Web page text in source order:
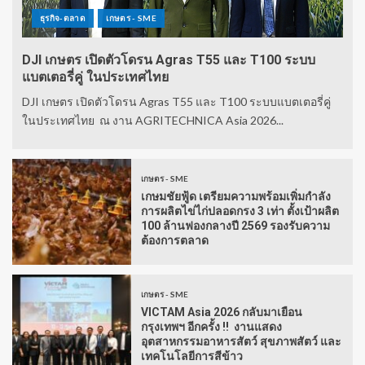
ธุรกิจ-ตลาด เกษตร - SME
DJI เกษตร เปิดตัวโดรน Agras T55 และ T100 ระบบ
แบตเตอรี่คู่ ในประเทศไทย
DJI เกษตร เปิดตัวโดรน Agras T55 และ T100 ระบบแบตเตอรี่คู่
ในประเทศไทย ณ งาน AGRITECHNICA Asia 2026...
เกษตร - SME
เกษมชัยฟู้ด เตรียมความพร้อมเพิ่มกำลัง
การผลิตไข่ไก่ปลอดกรง 3 เท่า ตั้งเป้าผลิต
100 ล้านฟองกลางปี 2569 รองรับความ
ต้องการตลาด
เกษตร - SME
VICTAM Asia 2026 กลับมาเยือน
กรุงเทพฯ อีกครั้ง !! งานแสดง
อุตสาหกรรมอาหารสัตว์ สุขภาพสัตว์ และ
เทคโนโลยีการสีข้าว